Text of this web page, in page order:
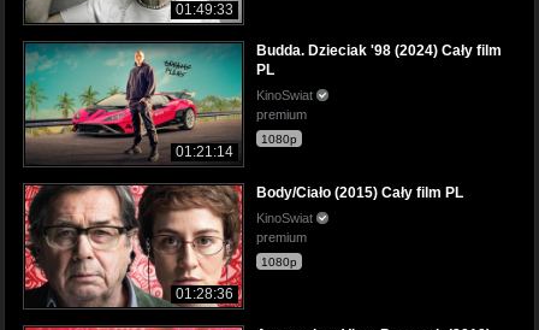
01:49:33
01:21:14
Budda. Dzieciak '98 (2024) Cały film
PL
KinoSwiat
premium
1080p
01:28:36
Body/Ciało (2015) Cały film PL
KinoSwiat
premium
1080p